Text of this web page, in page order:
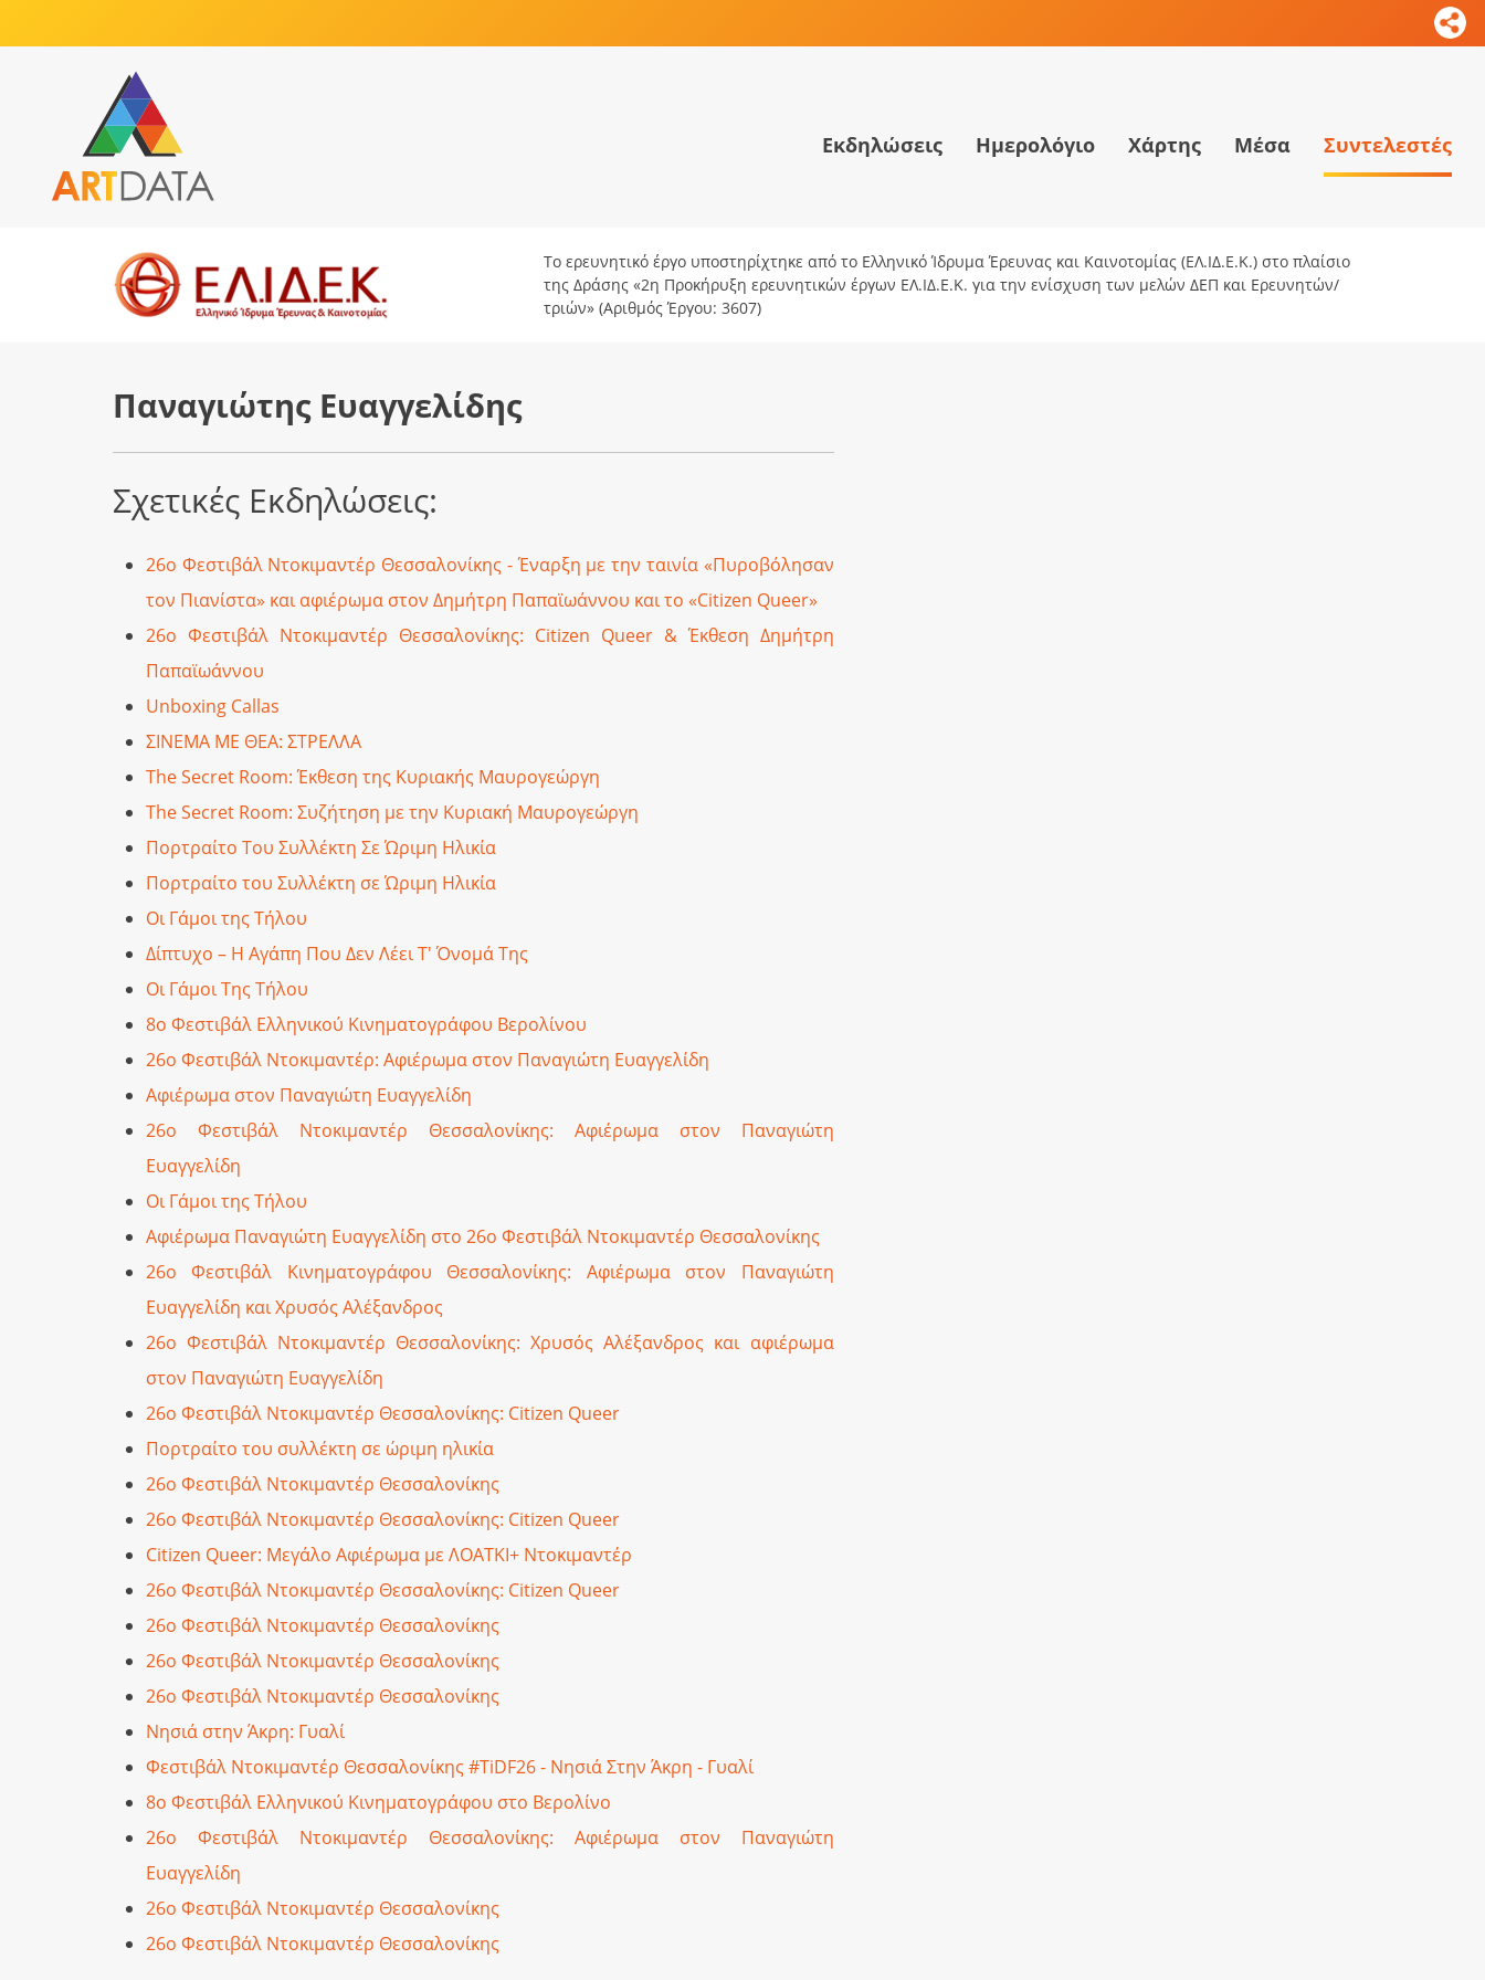
Εκδηλώσεις Ημερολόγιο Χάρτης Μέσα Συντελεστές
Το ερευνητικό έργο υποστηρίχτηκε από το Ελληνικό Ίδρυμα Έρευνας και Καινοτομίας (ΕΛ.ΙΔ.Ε.Κ.) στο πλαίσιο
της Δράσης «2η Προκήρυξη ερευνητικών έργων ΕΛ.ΙΔ.Ε.Κ. για την ενίσχυση των μελών ΔΕΠ και Ερευνητών/
τριών» (Αριθμός Έργου: 3607)
Παναγιώτης Ευαγγελίδης
Σχετικές Εκδηλώσεις:
26ο Φεστιβάλ Ντοκιμαντέρ Θεσσαλονίκης - Έναρξη με την ταινία «Πυροβόλησαν
τον Πιανίστα» και αφιέρωμα στον Δημήτρη Παπαϊωάννου και το «Citizen Queer»
26ο Φεστιβάλ Ντοκιμαντέρ Θεσσαλονίκης: Citizen Queer & Έκθεση Δημήτρη
Παπαϊωάννου
Unboxing Callas
ΣΙΝΕΜΑ ΜΕ ΘΕΑ: ΣΤΡΕΛΛΑ
The Secret Room: Έκθεση της Κυριακής Μαυρογεώργη
The Secret Room: Συζήτηση με την Κυριακή Μαυρογεώργη
Πορτραίτο Του Συλλέκτη Σε Ώριμη Ηλικία
Πορτραίτο του Συλλέκτη σε Ώριμη Ηλικία
Οι Γάμοι της Τήλου
Δίπτυχο – Η Αγάπη Που Δεν Λέει Τ' Όνομά Της
Οι Γάμοι Της Τήλου
8ο Φεστιβάλ Ελληνικού Κινηματογράφου Βερολίνου
26ο Φεστιβάλ Ντοκιμαντέρ: Αφιέρωμα στον Παναγιώτη Ευαγγελίδη
Αφιέρωμα στον Παναγιώτη Ευαγγελίδη
26ο Φεστιβάλ Ντοκιμαντέρ Θεσσαλονίκης: Αφιέρωμα στον Παναγιώτη
Ευαγγελίδη
Οι Γάμοι της Τήλου
Αφιέρωμα Παναγιώτη Ευαγγελίδη στο 26ο Φεστιβάλ Ντοκιμαντέρ Θεσσαλονίκης
26ο Φεστιβάλ Κινηματογράφου Θεσσαλονίκης: Αφιέρωμα στον Παναγιώτη
Ευαγγελίδη και Χρυσός Αλέξανδρος
26ο Φεστιβάλ Ντοκιμαντέρ Θεσσαλονίκης: Χρυσός Αλέξανδρος και αφιέρωμα
στον Παναγιώτη Ευαγγελίδη
26ο Φεστιβάλ Ντοκιμαντέρ Θεσσαλονίκης: Citizen Queer
Πορτραίτο του συλλέκτη σε ώριμη ηλικία
26ο Φεστιβάλ Ντοκιμαντέρ Θεσσαλονίκης
26ο Φεστιβάλ Ντοκιμαντέρ Θεσσαλονίκης: Citizen Queer
Citizen Queer: Μεγάλο Αφιέρωμα με ΛΟΑΤΚΙ+ Ντοκιμαντέρ
26ο Φεστιβάλ Ντοκιμαντέρ Θεσσαλονίκης: Citizen Queer
26ο Φεστιβάλ Ντοκιμαντέρ Θεσσαλονίκης
26ο Φεστιβάλ Ντοκιμαντέρ Θεσσαλονίκης
26ο Φεστιβάλ Ντοκιμαντέρ Θεσσαλονίκης
Νησιά στην Άκρη: Γυαλί
Φεστιβάλ Ντοκιμαντέρ Θεσσαλονίκης #TiDF26 - Νησιά Στην Άκρη - Γυαλί
8ο Φεστιβάλ Ελληνικού Κινηματογράφου στο Βερολίνο
26ο Φεστιβάλ Ντοκιμαντέρ Θεσσαλονίκης: Αφιέρωμα στον Παναγιώτη
Ευαγγελίδη
26ο Φεστιβάλ Ντοκιμαντέρ Θεσσαλονίκης
26ο Φεστιβάλ Ντοκιμαντέρ Θεσσαλονίκης